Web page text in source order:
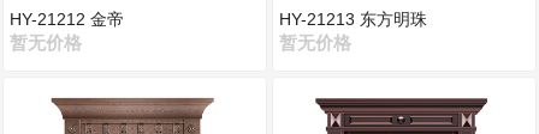
HY-21212 金帝
暂无价格
HY-21213 东方明珠
暂无价格